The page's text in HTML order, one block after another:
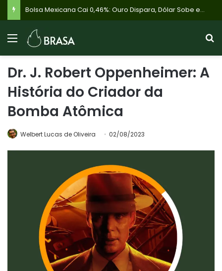
Bolsa Mexicana Cai 0,46%: Ouro Dispara, Dólar Sobe e Investidores Olham Brasil em Meio à Cautela Global
Dr. J. Robert Oppenheimer: A
História do Criador da
Bomba Atômica
Welbert Lucas de Oliveira 02/08/2023